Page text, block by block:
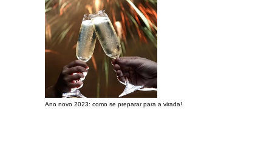
Ano novo 2023: como se preparar para a virada!